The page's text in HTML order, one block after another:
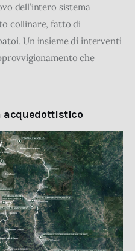
dell’intero sistema
collinare, fatto di
Un insieme di interventi
che
acquedottistico